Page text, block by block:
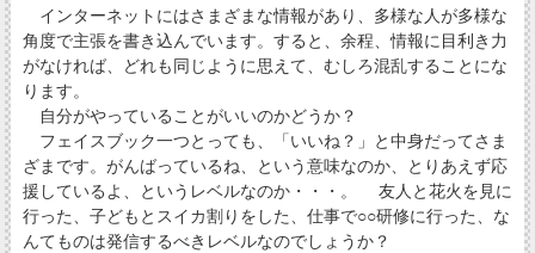
インターネットにはさまざまな情報があり、多様な人が多様な
角度で主張を書き込んでいます。すると、余程、情報に目利き力
がなければ、どれも同じように思えて、むしろ混乱することにな
ります。
自分がやっていることがいいのかどうか？
フェイスブック一つとっても、「いいね？」と中身だってさま
ざまです。がんばっているね、という意味なのか、とりあえず応
援しているよ、というレベルなのか・・・。 友人と花火を見に
行った、子どもとスイカ割りをした、仕事で○○研修に行った、な
んてものは発信するべきレベルなのでしょうか？